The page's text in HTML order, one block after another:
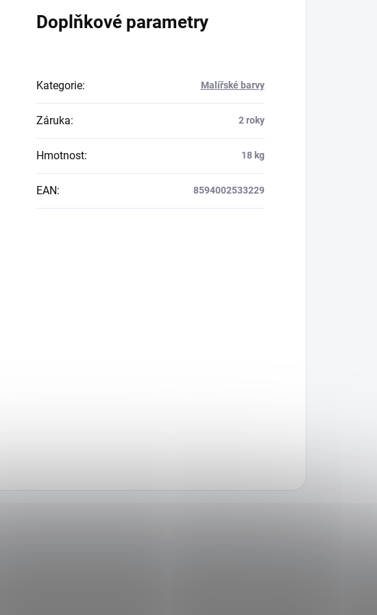
Doplňkové parametry
Kategorie: Malířské barvy
Záruka: 2 roky
Hmotnost: 18 kg
EAN: 8594002533229